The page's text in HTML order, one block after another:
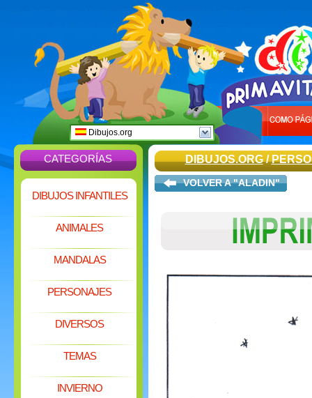
Dibujos.org
CATEGORÍAS
DIBUJOS INFANTILES
ANIMALES
MANDALAS
PERSONAJES
DIVERSOS
TEMAS
INVIERNO
DIBUJOS.ORG/
VOLVER A "ALADIN"